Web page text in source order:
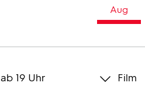
Aug
ab 19 Uhr Film